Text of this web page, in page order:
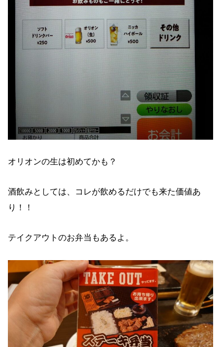
オリオンの生は初めてかも？
酒飲みとしては、コレが飲めるだけでも来た価値あ
り！！
テイクアウトのお弁当もあるよ。